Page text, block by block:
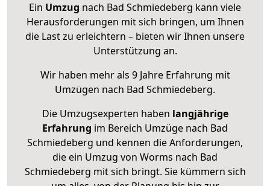
Ein Umzug nach Bad Schmiedeberg kann viele
Herausforderungen mit sich bringen, um Ihnen
die Last zu erleichtern – bieten wir Ihnen unsere
Unterstützung an.
Wir haben mehr als 9 Jahre Erfahrung mit
Umzügen nach Bad Schmiedeberg.
Die Umzugsexperten haben langjährige
Erfahrung im Bereich Umzüge nach Bad
Schmiedeberg und kennen die Anforderungen,
die ein Umzug von Worms nach Bad
Schmiedeberg mit sich bringt. Sie kümmern sich